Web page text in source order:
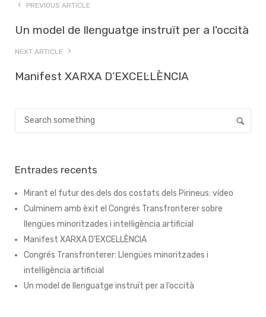
PREVIOUS ARTICLE
Un model de llenguatge instruït per a l'occità
NEXT ARTICLE
Manifest XARXA D’EXCEL·LÈNCIA
Entrades recents
Mirant el futur des dels dos costats dels Pirineus: vídeo
Culminem amb èxit el Congrés Transfronterer sobre
llengües minoritzades i intel·ligència artificial
Manifest XARXA D’EXCEL·LÈNCIA
Congrés Transfronterer: Llengües minoritzades i
intel·ligència artificial
Un model de llenguatge instruït per a l’occità